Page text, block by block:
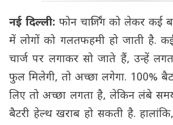
नई दिल्ली: फोन चार्जिंग को लेकर कई
में लोगों को गलतफहमी हो जाती है.
चार्ज पर लगाकर सो जाते हैं, उन्हें
फुल मिलेगी, तो अच्छा लगेगा. 100%
लिए तो अच्छा लगता है, लेकिन लंबे
बैटरी हेल्थ खराब हो सकती है.